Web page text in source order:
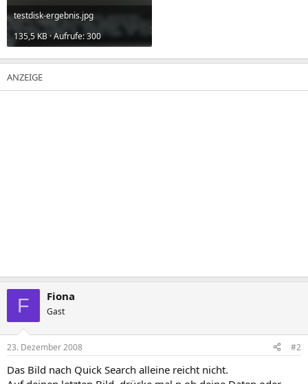
testdisk-ergebnis.jpg
135,5 KB · Aufrufe: 300
F Fiona
Gast
23. Dezember 2008 #2
Das Bild nach Quick Search alleine reicht nicht.